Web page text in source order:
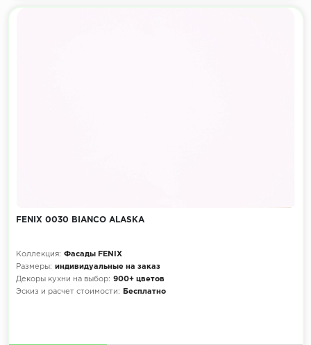
FENIX 0030 BIANCO ALASKA
Коллекция: Фасады FENIX
Размеры: индивидуальные на заказ
Декоры кухни на выбор: 900+ цветов
Эскиз и расчет стоимости:
Бесплатно